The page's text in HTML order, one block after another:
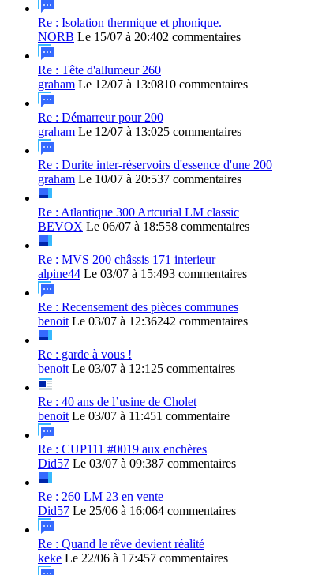
Re : Isolation thermique et phonique.
NORB Le 15/07 à 20:402 commentaires
Re : Tête d'allumeur 260
graham Le 12/07 à 13:0810 commentaires
Re : Démarreur pour 200
graham Le 12/07 à 13:025 commentaires
Re : Durite inter-réservoirs d'essence d'une 200
graham Le 10/07 à 20:537 commentaires
Re : Atlantique 300 Artcurial LM classic
BEVOX Le 06/07 à 18:558 commentaires
Re : MVS 200 châssis 171 interieur
alpine44 Le 03/07 à 15:493 commentaires
Re : Recensement des pièces communes
benoit Le 03/07 à 12:36242 commentaires
Re : garde à vous !
benoit Le 03/07 à 12:125 commentaires
Re : 40 ans de l’usine de Cholet
benoit Le 03/07 à 11:451 commentaire
Re : CUP111 #0019 aux enchères
Did57 Le 03/07 à 09:387 commentaires
Re : 260 LM 23 en vente
Did57 Le 25/06 à 16:064 commentaires
Re : Quand le rêve devient réalité
keke Le 22/06 à 17:457 commentaires